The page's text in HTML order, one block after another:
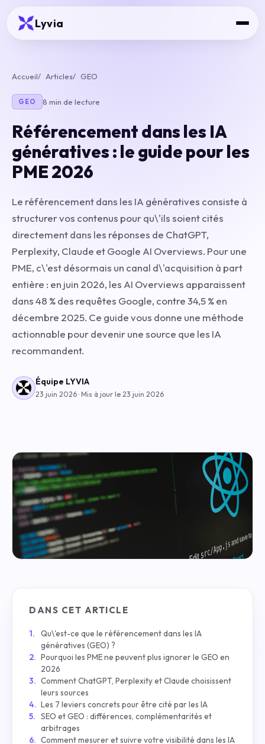
Lyvia
Accueil Articles GEO
GEO 8 min de lecture
Référencement dans les IA
génératives : le guide pour les
PME 2026
Le référencement dans les IA génératives consiste à
structurer vos contenus pour qu\'ils soient cités
directement dans les réponses de ChatGPT,
Perplexity, Claude et Google AI Overviews. Pour une
PME, c\'est désormais un canal d\'acquisition à part
entière : en juin 2026, les AI Overviews apparaissent
dans 48 % des requêtes Google, contre 34,5 % en
décembre 2025. Ce guide vous donne une méthode
actionnable pour devenir une source que les IA
recommandent.
Équipe LYVIA
23 juin 2026 · Mis à jour le 23 juin 2026
DANS CET ARTICLE
Qu\'est-ce que le référencement dans les IA
génératives (GEO) ?
Pourquoi les PME ne peuvent plus ignorer le GEO en
2026
Comment ChatGPT, Perplexity et Claude choisissent
leurs sources
Les 7 leviers concrets pour être cité par les IA
SEO et GEO : différences, complémentarités et
arbitrages
Comment mesurer et suivre votre visibilité dans les IA